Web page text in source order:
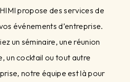
propose des services de
événements d’entreprise.
un séminaire, une réunion
un cocktail ou tout autre
notre équipe est là pour